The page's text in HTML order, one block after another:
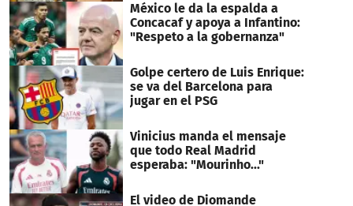
México le da la espalda a
Concacaf y apoya a Infantino:
"Respeto a la gobernanza"
Golpe certero de Luis Enrique:
se va del Barcelona para
jugar en el PSG
Vinicius manda el mensaje
que todo Real Madrid
esperaba: "Mourinho..."
El video de Diomande